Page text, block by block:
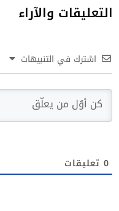
التعليقات والآراء
اشترك في التنبيهات
0 تعليقات